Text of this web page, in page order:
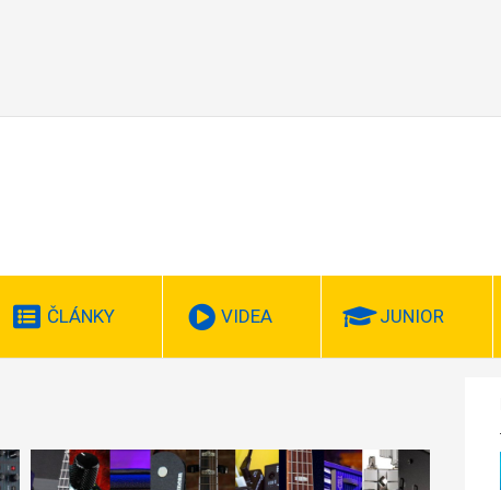
ČLÁNKY VIDEA JUNIOR